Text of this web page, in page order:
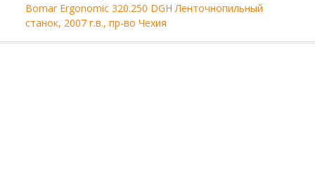
Bomar Ergonomic 320.250 DGH Ленточнопильный
станок, 2007 г.в., пр-во Чехия